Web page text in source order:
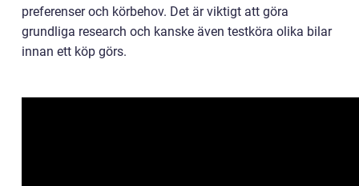
preferenser och körbehov. Det är viktigt att göra
grundliga research och kanske även testköra olika bilar
innan ett köp görs.